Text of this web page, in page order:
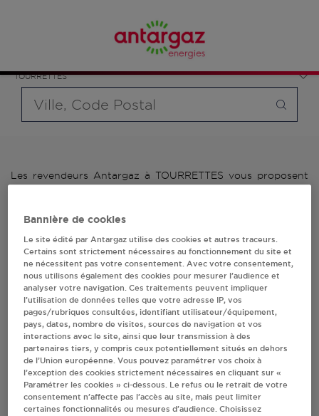
Provence-Alpes-Côte d'Azur
TOURRETTES
bouteille souhaité et le type de point de vente (revendeur /
distributeur automatique de bouteilles de gaz ou station GPL
carburant)
Les revendeurs Antargaz à TOURRETTES vous proposent
revendeurs Antargaz à TOURRETTES, l'adresse, le numéro
bouteilles de gaz.
1 revendeur(s) Antargaz
à TOURRETTES
Villes
INTERMARCHE SUPER - GOYAVE
TOURRETTES
Bannière de cookies
Le site édité par Antargaz utilise des cookies et autres traceurs.
Certains sont strictement nécessaires au fonctionnement du site et
ne nécessitent pas votre consentement. Avec votre consentement,
nous utilisons également des cookies pour mesurer l’audience et
analyser votre navigation. Ces traitements peuvent impliquer
l’utilisation de données telles que votre adresse IP, vos
pages/rubriques consultées, identifiant utilisateur/équipement,
pays, dates, nombre de visites, sources de navigation et vos
interactions avec le site, ainsi que leur transmission à des
partenaires tiers, y compris ceux potentiellement situés en dehors
de l’Union européenne. Vous pouvez paramétrer vos choix à
l’exception des cookies strictement nécessaires en cliquant sur «
Paramétrer les cookies » ci-dessous. Le refus ou le retrait de votre
consentement n’affecte pas l’accès au site, mais peut limiter
certaines fonctionnalités ou mesures d’audience. Choisissez